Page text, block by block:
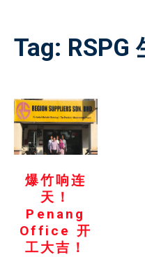
Tag: RSPG
爆竹响连
天！
Penang
Office 开
工大吉！